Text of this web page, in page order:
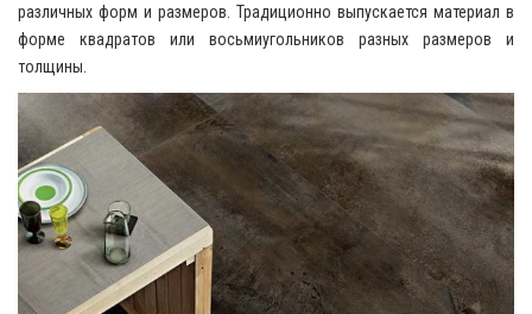
различных форм и размеров. Традиционно выпускается материал в
форме квадратов или восьмиугольников разных размеров и
толщины.